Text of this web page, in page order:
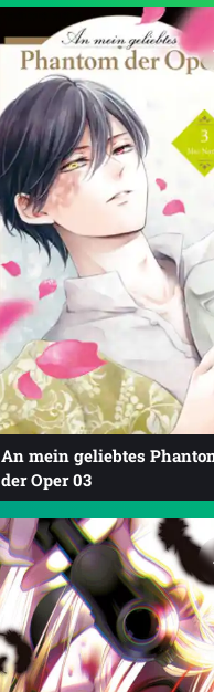
An mein geliebtes
der Oper 03